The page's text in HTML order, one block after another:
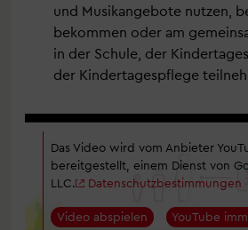
und Musikangebote nutzen,
bekommen oder am
in der Schule, der
der Kindertagespflege
Das Video wird vom Anbieter
bereitgestellt, einem Dienst von
LLC.
Datenschutzbestimmungen
Video abspielen YouTube